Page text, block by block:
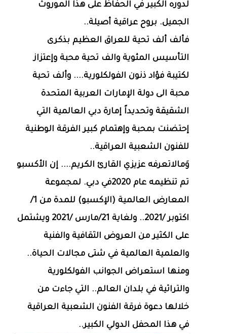
لدوره الكبير في الحفاظ على هذا الموروث
الجميل. بروح عراقية أصيلة..
فألف ألف تحية للعراق العظيم بذكرى
التأسيس المئوية والف تحية محبة وإعتزاز
لكتيبة فؤاد ذنون الفولكلورية.... وألف تحية
محبة الى دولة الإمارات العربية المتحدة
الشقيقة وتحديداً إمارة دبي العالمية التي
إحتضنت بمحبة وإهتمام كبير الفرقة الوطنية
للفنون الشعبية العراقية..
وَمالاتعرفه عزيزي القارئ الكريم.... إن الأكسبو
تم تنظيمه عام 2020في دبي. لمجموعة
المعارض العالمية (الإكسبو) للمدة من 1/
اكتوبر /2021.. ولغاية 21/مارس /2021 ويشتمل
على الكثير من العروض الثقافية والفنية
والعلمية العالمية في شتى مجالات الحياة..
ومنها استعراض الجوانب الفولكلورية
والتراثية في بلدان العالم.. التي جاءت من
خلالها دعوة فرقة الفنون الشعبية العراقية
في هذا المحفل الدولي الكبير..